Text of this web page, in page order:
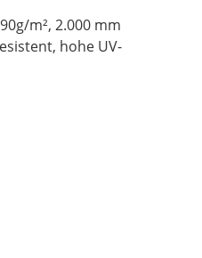
m², 2.000 mm
hohe UV-